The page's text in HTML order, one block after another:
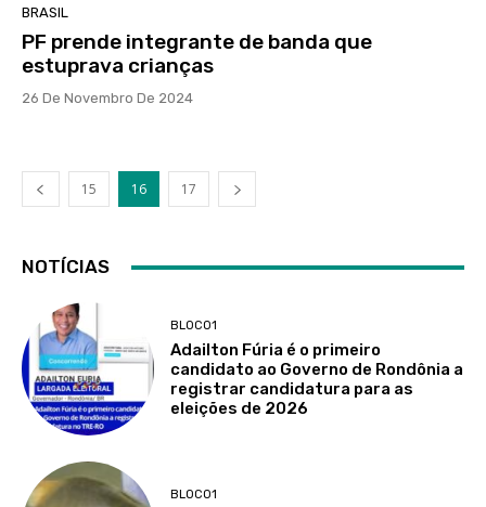
BRASIL
PF prende integrante de banda que
estuprava crianças
26 De Novembro De 2024
15 16 17
NOTÍCIAS
BLOCO1
Adailton Fúria é o primeiro
candidato ao Governo de Rondônia a
registrar candidatura para as
eleições de 2026
BLOCO1